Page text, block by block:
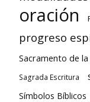
oración
progreso
Sacramento de
Sagrada Escritura
Símbolos Bíblicos